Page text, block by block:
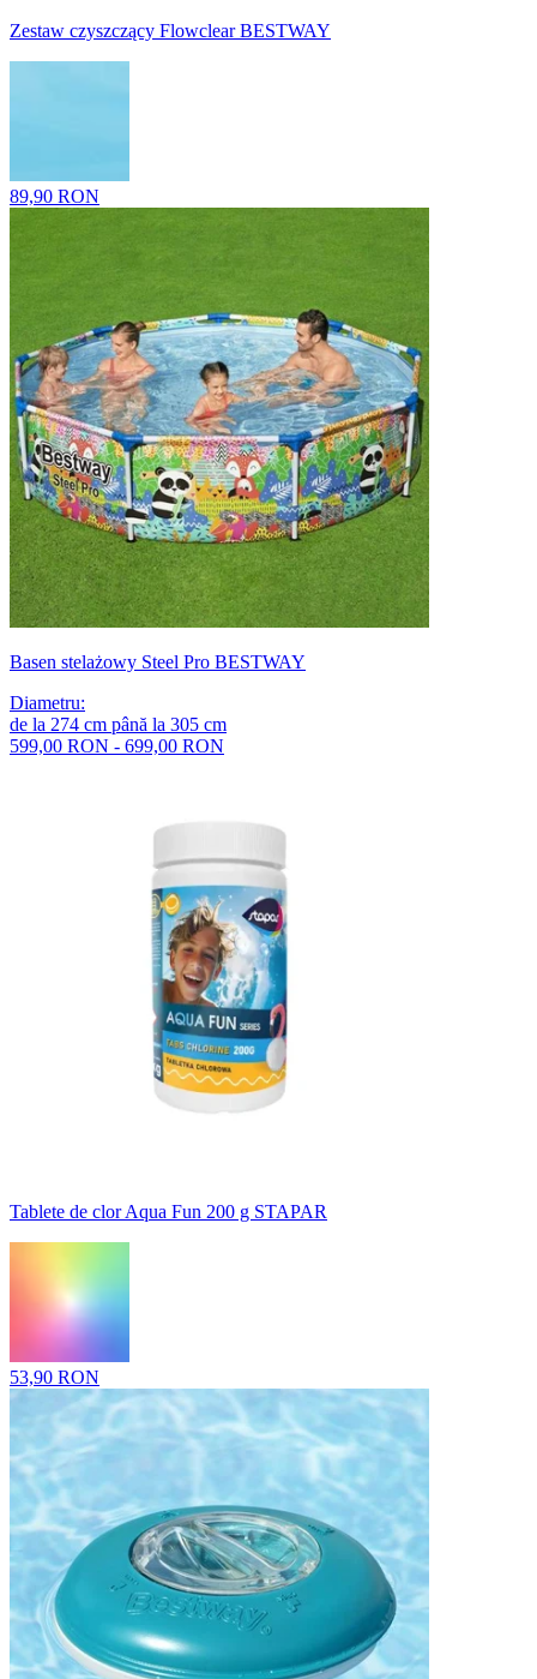
Zestaw czyszczący Flowclear BESTWAY
89,90 RON
Basen stelażowy Steel Pro BESTWAY
Diametru:
de la 274 cm până la 305 cm
599,00 RON - 699,00 RON
Tablete de clor Aqua Fun 200 g STAPAR
53,90 RON